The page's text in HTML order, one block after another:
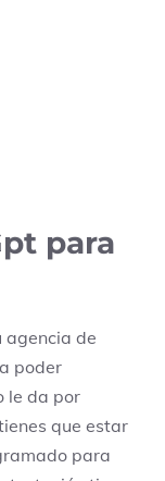
para
agencia de
poder
le da por
que estar
para